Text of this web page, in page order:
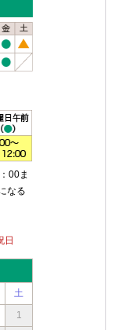
00ま
なる
日
土
1